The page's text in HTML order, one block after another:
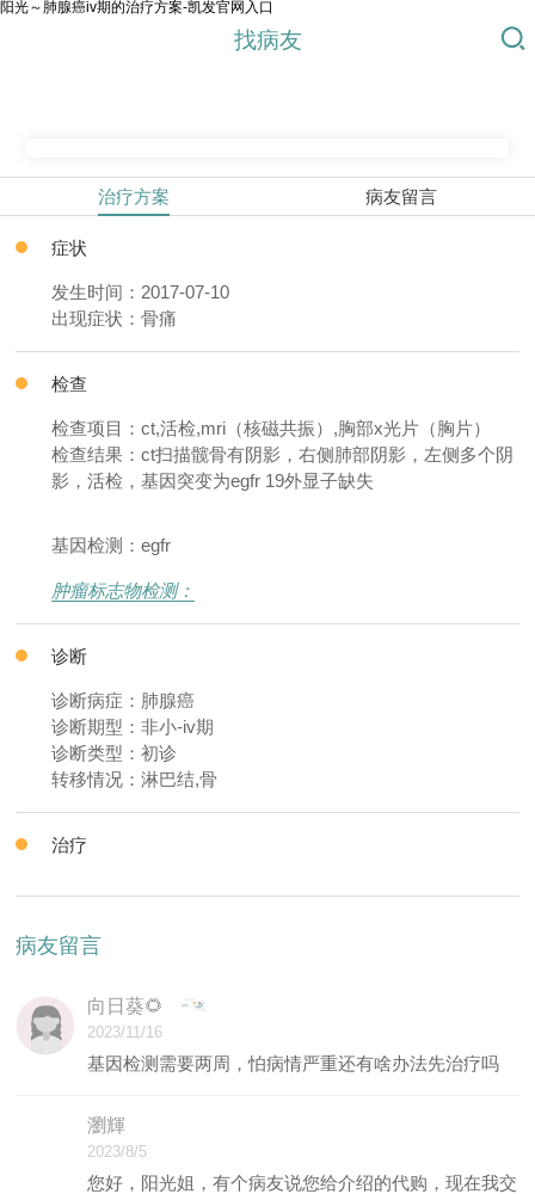
阳光～肺腺癌iv期的治疗方案-凯发官网入口
找病友
治疗方案 病友留言
症状
发生时间：2017-07-10
出现症状：骨痛
检查
检查项目：ct,活检,mri（核磁共振）,胸部x光片（胸片）
检查结果：ct扫描髋骨有阴影，右侧肺部阴影，左侧多个阴
影，活检，基因突变为egfr 19外显子缺失
基因检测：egfr
肿瘤标志物检测：
诊断
诊断病症：肺腺癌
诊断期型：非小-iv期
诊断类型：初诊
转移情况：淋巴结,骨
治疗
病友留言
向日葵🌻
2023/11/16
基因检测需要两周，怕病情严重还有啥办法先治疗吗
瀏輝
2023/8/5
您好，阳光姐，有个病友说您给介绍的代购，现在我交